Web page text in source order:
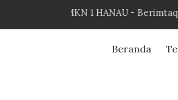
SMKN 1 HANAU - Berimtaq,
Beranda